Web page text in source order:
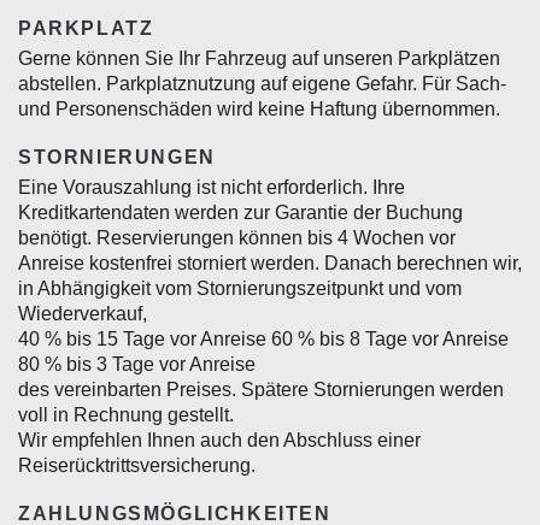
PARKPLATZ
Gerne können Sie Ihr Fahrzeug auf unseren Parkplätzen
abstellen. Parkplatznutzung auf eigene Gefahr. Für Sach-
und Personenschäden wird keine Haftung übernommen.
STORNIERUNGEN
Eine Vorauszahlung ist nicht erforderlich. Ihre
Kreditkartendaten werden zur Garantie der Buchung
benötigt. Reservierungen können bis 4 Wochen vor
Anreise kostenfrei storniert werden. Danach berechnen wir,
in Abhängigkeit vom Stornierungszeitpunkt und vom
Wiederverkauf,
40 % bis 15 Tage vor Anreise 60 % bis 8 Tage vor Anreise
80 % bis 3 Tage vor Anreise
des vereinbarten Preises. Spätere Stornierungen werden
voll in Rechnung gestellt.
Wir empfehlen Ihnen auch den Abschluss einer
Reiserücktrittsversicherung.
ZAHLUNGSMÖGLICHKEITEN